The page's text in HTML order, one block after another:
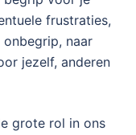
frustraties,
naar
jezelf, anderen
grote rol in ons